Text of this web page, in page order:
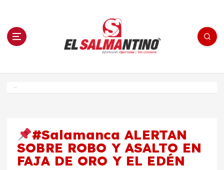
n El Salmantino - medios/noticias/editorial
#Salamanca ALERTAN
SOBRE ROBO Y ASALTO EN
FAJA DE ORO Y EL EDÉN